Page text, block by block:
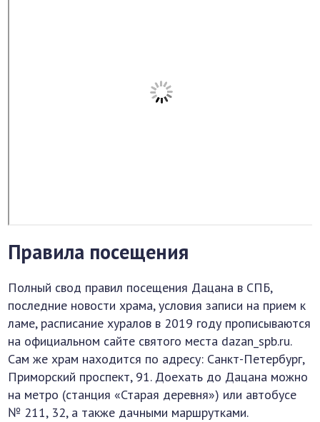
Правила посещения
Полный свод правил посещения Дацана в СПБ,
последние новости храма, условия записи на прием к
ламе, расписание хуралов в 2019 году прописываются
на официальном сайте святого места dazan_spb.ru.
Сам же храм находится по адресу: Санкт-Петербург,
Приморский проспект, 91. Доехать до Дацана можно
на метро (станция «Старая деревня») или автобусе
№ 211, 32, а также дачными маршрутками.